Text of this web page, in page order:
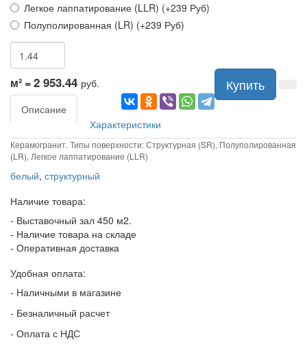
Легкое лаппатирование (LLR) (+239 Руб)
Полуполированная (LR) (+239 Руб)
м² =2 953.44 руб. Купить
Описание
Характеристики
Керамогранит. Типы поверхности: Структурная (SR), Полуполированная
(LR), Легкое лаппатирование (LLR)
белый, структурный
Наличие товара:
- Выставочный зал 450 м2.
- Наличие товара на складе
- Оперативная доставка
Удобная оплата:
- Наличными в магазине
- Безналичный расчет
- Оплата с НДС